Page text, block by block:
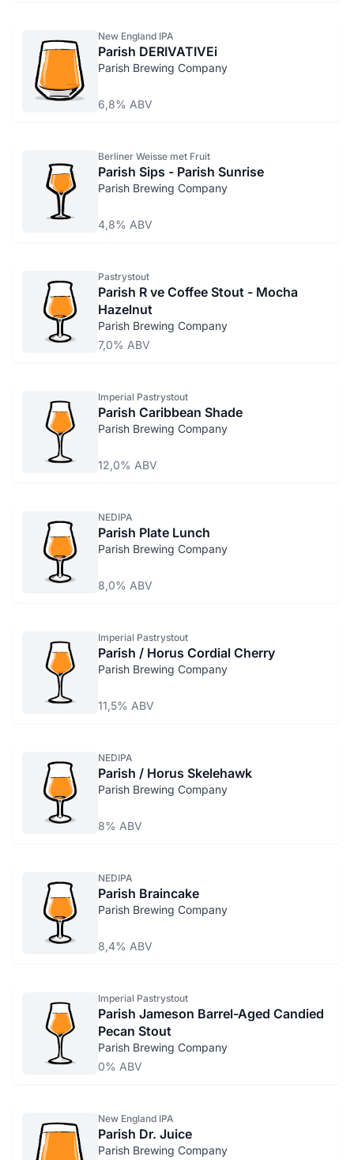
New England IPA
Parish DERIVATIVEi
Parish Brewing Company
6,8% ABV
Berliner Weisse met Fruit
Parish Sips - Parish Sunrise
Parish Brewing Company
4,8% ABV
Pastrystout
Parish R ve Coffee Stout - Mocha
Hazelnut
Parish Brewing Company
7,0% ABV
Imperial Pastrystout
Parish Caribbean Shade
Parish Brewing Company
12,0% ABV
NEDIPA
Parish Plate Lunch
Parish Brewing Company
8,0% ABV
Imperial Pastrystout
Parish / Horus Cordial Cherry
Parish Brewing Company
11,5% ABV
NEDIPA
Parish / Horus Skelehawk
Parish Brewing Company
8% ABV
NEDIPA
Parish Braincake
Parish Brewing Company
8,4% ABV
Imperial Pastrystout
Parish Jameson Barrel-Aged Candied
Pecan Stout
Parish Brewing Company
0% ABV
New England IPA
Parish Dr. Juice
Parish Brewing Company